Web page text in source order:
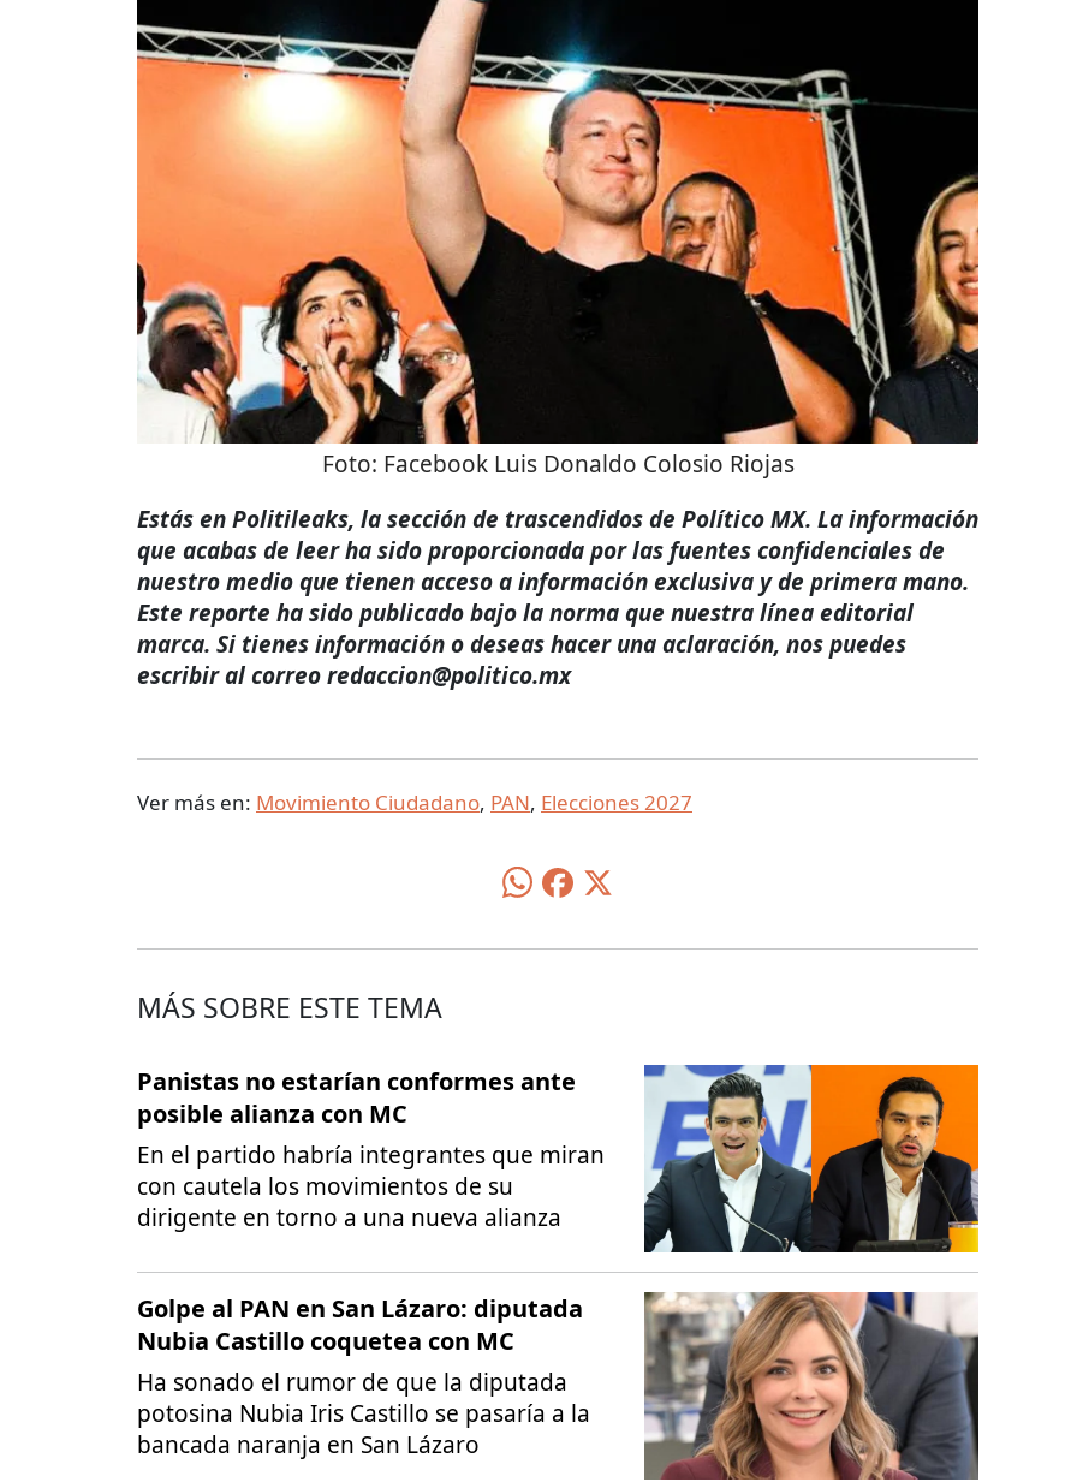
Foto: Facebook Luis Donaldo Colosio Riojas
Estás en Politileaks, la sección de trascendidos de Político MX. La información
que acabas de leer ha sido proporcionada por las fuentes confidenciales de
nuestro medio que tienen acceso a información exclusiva y de primera mano.
Este reporte ha sido publicado bajo la norma que nuestra línea editorial
marca. Si tienes información o deseas hacer una aclaración, nos puedes
escribir al correo redaccion@politico.mx
Ver más en: Movimiento Ciudadano, PAN, Elecciones 2027
MÁS SOBRE ESTE TEMA
Panistas no estarían conformes ante
posible alianza con MC
En el partido habría integrantes que miran
con cautela los movimientos de su
dirigente en torno a una nueva alianza
Golpe al PAN en San Lázaro: diputada
Nubia Castillo coquetea con MC
Ha sonado el rumor de que la diputada
potosina Nubia Iris Castillo se pasaría a la
bancada naranja en San Lázaro